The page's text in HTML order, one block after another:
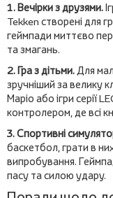
1. Вечірки з друзями.
Tekken створені для
геймпади миттєво
та змагань.
2. Гра з дітьми.Для
зручніший за велику
Маріо або ігри серії
контролером, де всі
3. Спортивні
баскетбол, грати в
випробування.
пасу та силою удару.